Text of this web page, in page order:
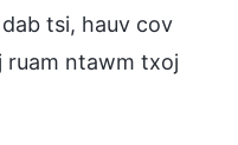
tsi, hauv cov
ruam ntawm txoj